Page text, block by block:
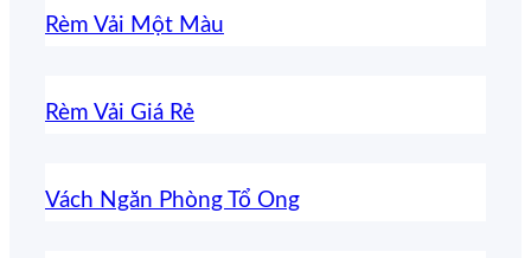
Rèm Vải Một Màu
Rèm Vải Giá Rẻ
Vách Ngăn Phòng Tổ Ong